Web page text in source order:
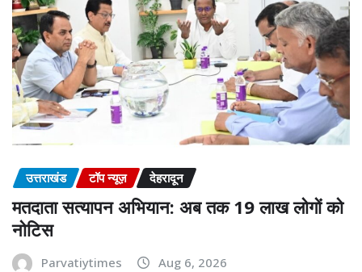
उत्तराखंड टॉप न्यूज़ देहरादून
मतदाता सत्यापन अभियान: अब तक 19 लाख लोगों को
नोटिस
Parvatiytimes Aug 6, 2026